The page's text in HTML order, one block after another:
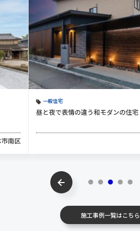
南区
一般住宅
昼と夜で表情の違う和モダンの住宅
施工事例一覧はこちら